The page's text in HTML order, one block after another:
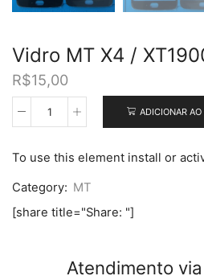
Vidro MT X4 /
R$15,00
Vidro
/
PRETO
quantidade
ADICIONAR AO
To use this element install or
Category: MT
[share title="Share: "]
Atendimento